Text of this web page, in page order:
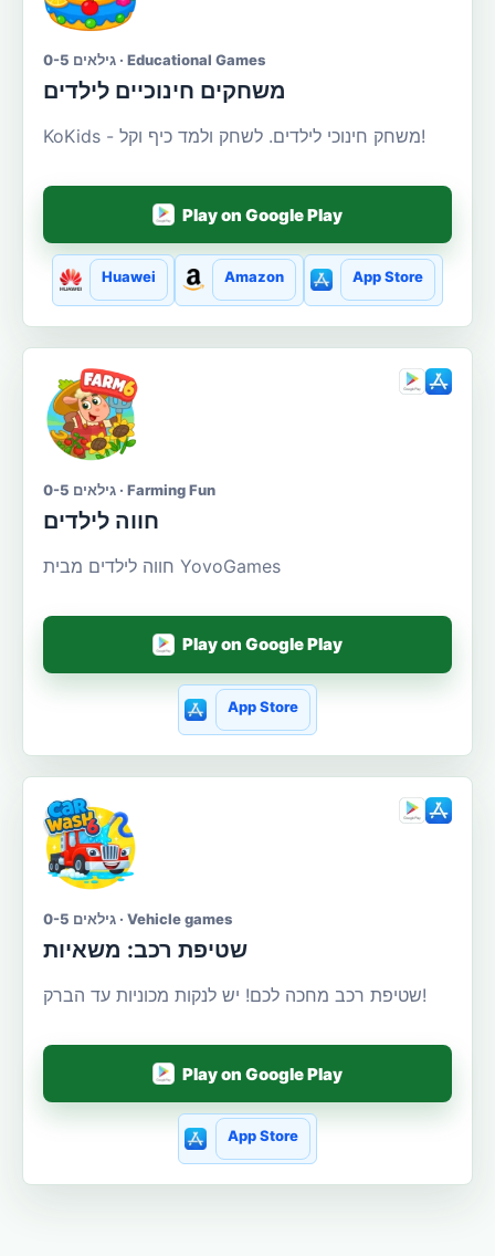
גילאים 0-5 · Educational Games
משחקים חינוכיים לילדים
KoKids - משחק חינוכי לילדים. לשחק ולמד כיף וקל!
Play on Google Play
Huawei Amazon App Store
גילאים 0-5 · Farming Fun
חווה לילדים
חווה לילדים מבית YovoGames
Play on Google Play
App Store
גילאים 0-5 · Vehicle games
שטיפת רכב: משאיות
שטיפת רכב מחכה לכם! יש לנקות מכוניות עד הברק!
Play on Google Play
App Store